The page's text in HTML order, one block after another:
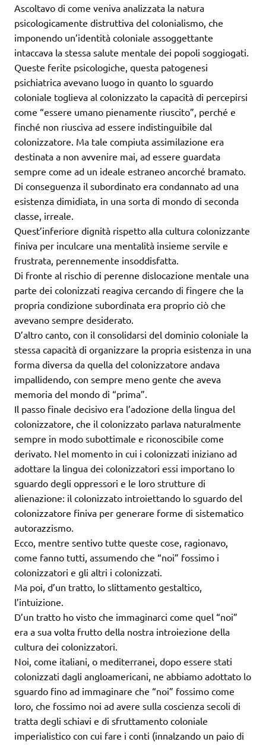
Ascoltavo di come veniva analizzata la natura
psicologicamente distruttiva del colonialismo, che
imponendo un’identità coloniale assoggettante
intaccava la stessa salute mentale dei popoli soggiogati.
Queste ferite psicologiche, questa patogenesi
psichiatrica avevano luogo in quanto lo sguardo
coloniale toglieva al colonizzato la capacità di percepirsi
come “essere umano pienamente riuscito”, perché e
finché non riusciva ad essere indistinguibile dal
colonizzatore. Ma tale compiuta assimilazione era
destinata a non avvenire mai, ad essere guardata
sempre come ad un ideale estraneo ancorché bramato.
Di conseguenza il subordinato era condannato ad una
esistenza dimidiata, in una sorta di mondo di seconda
classe, irreale.
Quest’inferiore dignità rispetto alla cultura colonizzante
finiva per inculcare una mentalità insieme servile e
frustrata, perennemente insoddisfatta.
Di fronte al rischio di perenne dislocazione mentale una
parte dei colonizzati reagiva cercando di fingere che la
propria condizione subordinata era proprio ciò che
avevano sempre desiderato.
D’altro canto, con il consolidarsi del dominio coloniale la
stessa capacità di organizzare la propria esistenza in una
forma diversa da quella del colonizzatore andava
impallidendo, con sempre meno gente che aveva
memoria del mondo di “prima”.
Il passo finale decisivo era l’adozione della lingua del
colonizzatore, che il colonizzato parlava naturalmente
sempre in modo subottimale e riconoscibile come
derivato. Nel momento in cui i colonizzati iniziano ad
adottare la lingua dei colonizzatori essi importano lo
sguardo degli oppressori e le loro strutture di
alienazione: il colonizzato introiettando lo sguardo del
colonizzatore finiva per generare forme di sistematico
autorazzismo.
Ecco, mentre sentivo tutte queste cose, ragionavo,
come fanno tutti, assumendo che “noi” fossimo i
colonizzatori e gli altri i colonizzati.
Ma poi, d’un tratto, lo slittamento gestaltico,
l’intuizione.
D’un tratto ho visto che immaginarci come quel “noi”
era a sua volta frutto della nostra introiezione della
cultura dei colonizzatori.
Noi, come italiani, o mediterranei, dopo essere stati
colonizzati dagli angloamericani, ne abbiamo adottato lo
sguardo fino ad immaginare che “noi” fossimo come
loro, che fossimo noi ad avere sulla coscienza secoli di
tratta degli schiavi e di sfruttamento coloniale
imperialistico con cui fare i conti (innalzando un paio di